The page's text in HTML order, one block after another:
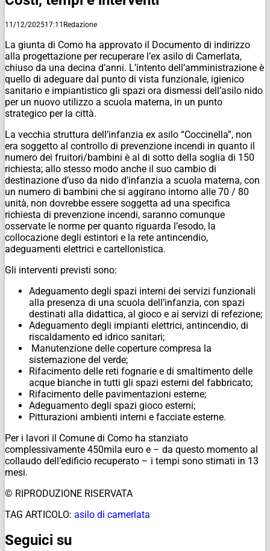
11/12/202517:11 Redazione
La giunta di Como ha approvato il Documento di indirizzo
alla progettazione per recuperare l’ex asilo di Camerlata,
chiuso da una decina d’anni. L’intento dell’amministrazione è
quello di adeguare dal punto di vista funzionale, igienico
sanitario e impiantistico gli spazi ora dismessi dell’asilo nido
per un nuovo utilizzo a scuola materna, in un punto
strategico per la città.
La vecchia struttura dell’infanzia ex asilo “Coccinella”, non
era soggetto al controllo di prevenzione incendi in quanto il
numero dei fruitori/bambini è al di sotto della soglia di 150
richiesta; allo stesso modo anche il suo cambio di
destinazione d’uso da nido d’infanzia a scuola materna, con
un numero di bambini che si aggirano intorno alle 70 / 80
unità, non dovrebbe essere soggetta ad una specifica
richiesta di prevenzione incendi, saranno comunque
osservate le norme per quanto riguarda l’esodo, la
collocazione degli estintori e la rete antincendio,
adeguamenti elettrici e cartellonistica.
Gli interventi previsti sono:
Adeguamento degli spazi interni dei servizi funzionali
alla presenza di una scuola dell’infanzia, con spazi
destinati alla didattica, al gioco e ai servizi di refezione;
Adeguamento degli impianti elettrici, antincendio, di
riscaldamento ed idrico sanitari;
Manutenzione delle coperture compresa la
sistemazione del verde;
Rifacimento delle reti fognarie e di smaltimento delle
acque bianche in tutti gli spazi esterni del fabbricato;
Rifacimento delle pavimentazioni esterne;
Adeguamento degli spazi gioco esterni;
Pitturazioni ambienti interni e facciate esterne.
Per i lavori il Comune di Como ha stanziato
complessivamente 450mila euro e – da questo momento al
collaudo dell’edificio recuperato – i tempi sono stimati in 13
mesi.
© RIPRODUZIONE RISERVATA
TAG ARTICOLO: asilo di camerlata
Seguici su